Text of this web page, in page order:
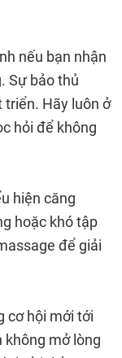
nếu bạn nhận
Sự bảo thủ
triển. Hãy luôn ở
hỏi để không
hiện căng
hoặc khó tập
để giải
cơ hội mới tới
không mở lòng